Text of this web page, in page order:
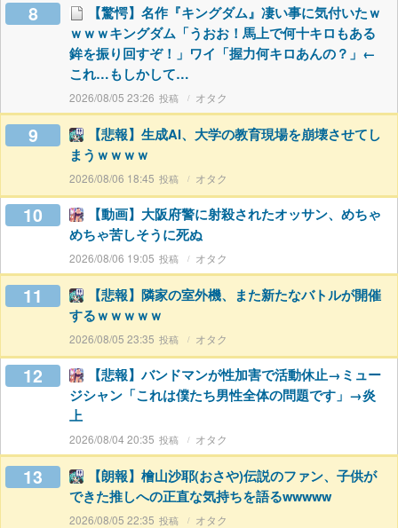
8
【驚愕】名作『キングダム』凄い事に気付いたｗ
ｗｗｗキングダム「うおお！馬上で何十キロもある
鉾を振り回すぞ！」ワイ「握力何キロあんの？」←
これ…もしかして…
2026/08/05 23:26 オタク
9
【悲報】生成AI、大学の教育現場を崩壊させてし
まうｗｗｗｗ
2026/08/06 18:45 オタク
10
【動画】大阪府警に射殺されたオッサン、めちゃ
めちゃ苦しそうに死ぬ
2026/08/06 19:05 オタク
11
【悲報】隣家の室外機、また新たなバトルが開催
するｗｗｗｗｗ
2026/08/05 23:35 オタク
12
【悲報】バンドマンが性加害で活動休止→ミュー
ジシャン「これは僕たち男性全体の問題です」→炎
上
2026/08/04 20:35 オタク
13
【朗報】檜山沙耶(おさや)伝説のファン、子供が
できた推しへの正直な気持ちを語るwwwww
2026/08/05 22:35 オタク